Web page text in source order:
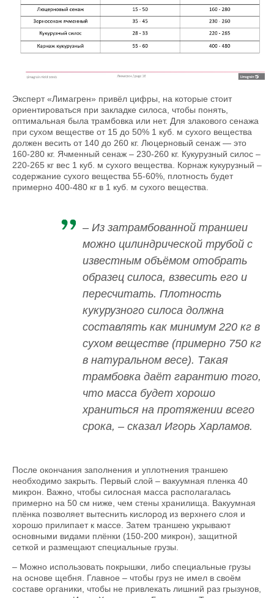
Эксперт «Лимагрен» привёл цифры, на которые стоит
ориентироваться при закладке силоса, чтобы понять,
оптимальная была трамбовка или нет. Для злакового сенажа
при сухом веществе от 15 до 50% 1 куб. м сухого вещества
должен весить от 140 до 260 кг. Люцерновый сенаж — это
160-280 кг. Ячменный сенаж – 230-260 кг. Кукурузный силос –
220-265 кг вес 1 куб. м сухого вещества. Корнаж кукурузный –
содержание сухого вещества 55-60%, плотность будет
примерно 400-480 кг в 1 куб. м сухого вещества.
– Из затрамбованной траншеи
можно цилиндрической трубой с
известным объёмом отобрать
образец силоса, взвесить его и
пересчитать. Плотность
кукурузного силоса должна
составлять как минимум 220 кг в
сухом веществе (примерно 750 кг
в натуральном весе). Такая
трамбовка даёт гарантию того,
что масса будет хорошо
храниться на протяжении всего
срока, – сказал Игорь Харламов.
После окончания заполнения и уплотнения траншею
необходимо закрыть. Первый слой – вакуумная пленка 40
микрон. Важно, чтобы силосная масса располагалась
примерно на 50 см ниже, чем стены хранилища. Вакуумная
плёнка позволяет вытеснить кислород из верхнего слоя и
хорошо прилипает к массе. Затем траншею укрывают
основными видами плёнки (150-200 микрон), защитной
сеткой и размещают специальные грузы.
– Можно использовать покрышки, либо специальные грузы
на основе щебня. Главное – чтобы груз не имел в своём
составе органики, чтобы не привлекать лишний раз грызунов,